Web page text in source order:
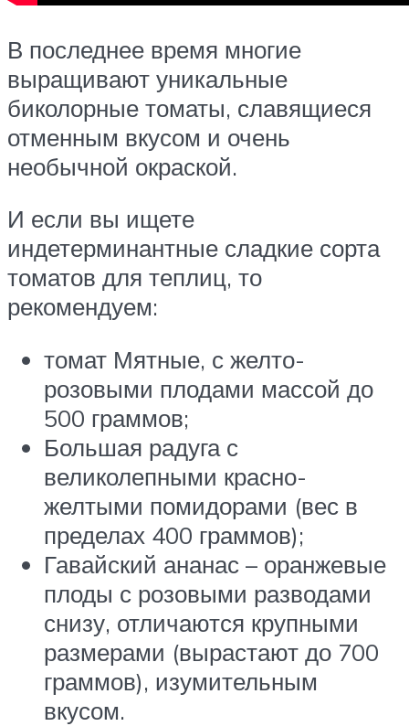
В последнее время многие
выращивают уникальные
биколорные томаты, славящиеся
отменным вкусом и очень
необычной окраской.
И если вы ищете
индетерминантные сладкие сорта
томатов для теплиц, то
рекомендуем:
томат Мятные, с желто-
розовыми плодами массой до
500 граммов;
Большая радуга с
великолепными красно-
желтыми помидорами (вес в
пределах 400 граммов);
Гавайский ананас – оранжевые
плоды с розовыми разводами
снизу, отличаются крупными
размерами (вырастают до 700
граммов), изумительным
вкусом.